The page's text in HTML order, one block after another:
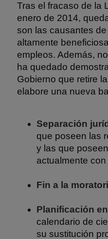
Tras el fracaso de la
enero de 2014,
son las causantes
altamente
empleos. Además,
ha quedado
Gobierno que retire
elabore una nueva
Separación
que poseen las
y las que
actualmente
Fin a la
Planificación
calendario de
su sustitución